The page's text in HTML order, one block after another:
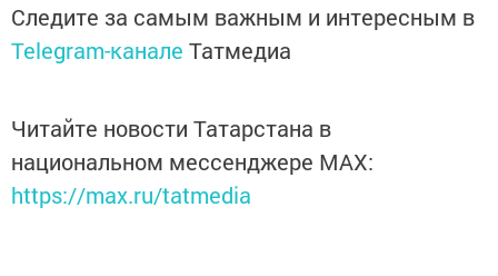
Следите за самым важным и интересным в
Telegram-канале Татмедиа
Читайте новости Татарстана в
национальном мессенджере MАХ:
https://max.ru/tatmedia